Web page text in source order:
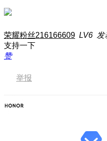
荣耀粉丝216166609 LV6 发
支持一下
赞
举报